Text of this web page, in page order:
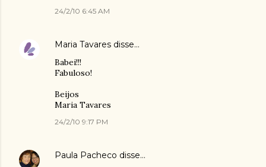
24/2/10 6:45 AM
Maria Tavares disse…
Babei!!!
Fabuloso!
Beijos
Maria Tavares
24/2/10 9:17 PM
Paula Pacheco disse…